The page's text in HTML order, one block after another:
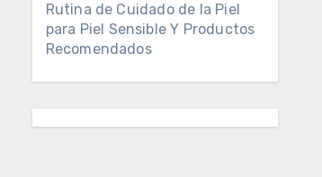
Rutina de Cuidado de la Piel
para Piel Sensible Y Productos
Recomendados